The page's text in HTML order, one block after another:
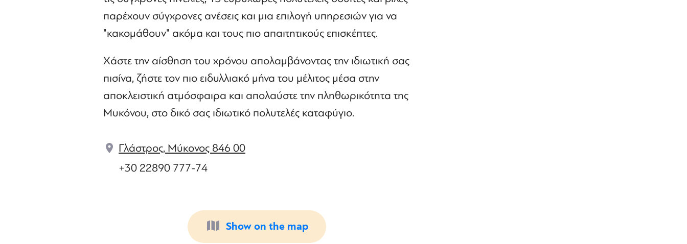
παρέχουν σύγχρονες ανέσεις και μια επιλογή υπηρεσιών για να
"κακομάθουν" ακόμα και τους πιο απαιτητικούς επισκέπτες.
Χάστε την αίσθηση του χρόνου απολαμβάνοντας την ιδιωτική σας
πισίνα, ζήστε τον πιο ειδυλλιακό μήνα του μέλιτος μέσα στην
αποκλειστική ατμόσφαιρα και απολαύστε την πληθωρικότητα της
Μυκόνου, στο δικό σας ιδιωτικό πολυτελές καταφύγιο.
Γλάστρος, Μύκονος 846 00
+30 22890 777-74
Show on the map